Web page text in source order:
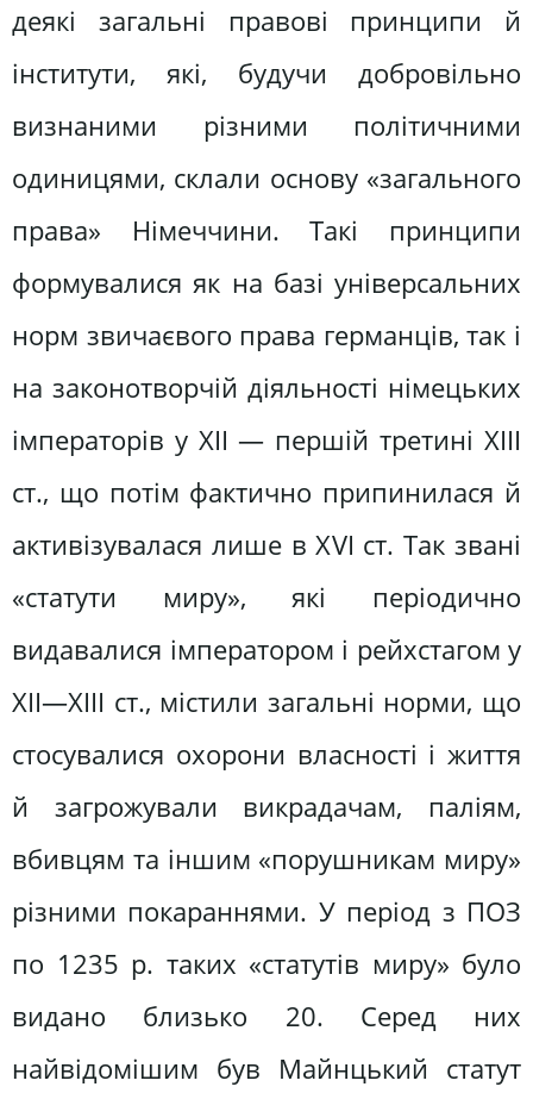
деякі загальні правові принципи й
інститути, які, будучи добровільно
визнаними різними політичними
одиницями, склали основу «загального
права» Німеччини. Такі принципи
формувалися як на базі універсальних
норм звичаєвого права германців, так і
на законотворчій діяльності німецьких
імператорів у XII — першій третині XIII
ст., що потім фактично припинилася й
активізувалася лише в XVI ст. Так звані
«статути миру», які періодично
видавалися імператором і рейхстагом у
XII—XIII ст., містили загальні норми, що
стосувалися охорони власності і життя
й загрожували викрадачам, паліям,
вбивцям та іншим «порушникам миру»
різними покараннями. У період з ПОЗ
по 1235 р. таких «статутів миру» було
видано близько 20. Серед них
найвідомішим був Майнцький статут